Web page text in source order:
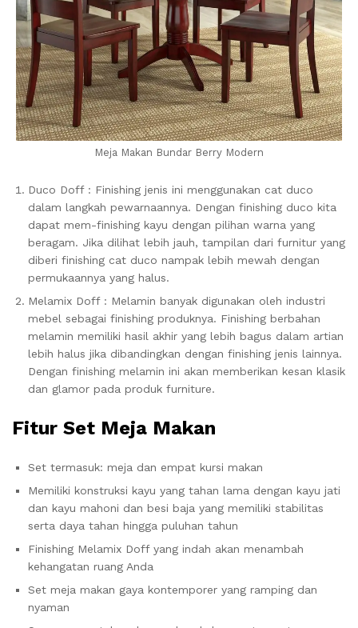
Meja Makan Bundar Berry Modern
Duco Doff : Finishing jenis ini menggunakan cat duco
dalam langkah pewarnaannya. Dengan finishing duco kita
dapat mem-finishing kayu dengan pilihan warna yang
beragam. Jika dilihat lebih jauh, tampilan dari furnitur yang
diberi finishing cat duco nampak lebih mewah dengan
permukaannya yang halus.
Melamix Doff : Melamin banyak digunakan oleh industri
mebel sebagai finishing produknya. Finishing berbahan
melamin memiliki hasil akhir yang lebih bagus dalam artian
lebih halus jika dibandingkan dengan finishing jenis lainnya.
Dengan finishing melamin ini akan memberikan kesan klasik
dan glamor pada produk furniture.
Fitur Set Meja Makan
Set termasuk: meja dan empat kursi makan
Memiliki konstruksi kayu yang tahan lama dengan kayu jati
dan kayu mahoni dan besi baja yang memiliki stabilitas
serta daya tahan hingga puluhan tahun
Finishing Melamix Doff yang indah akan menambah
kehangatan ruang Anda
Set meja makan gaya kontemporer yang ramping dan
nyaman